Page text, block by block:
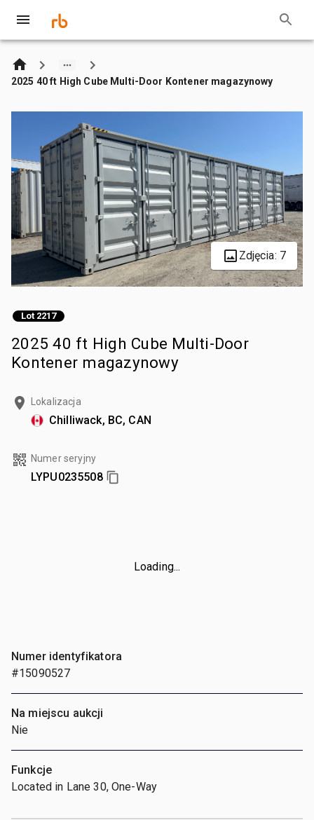
2025 40 ft High Cube Multi-Door Kontener magazynowy
Zdjęcia: 7
Lot 2217
2025 40 ft High Cube Multi-Door
Kontener magazynowy
Lokalizacja
Chilliwack, BC, CAN
Numer seryjny
LYPU0235508
Loading...
Numer identyfikatora
#15090527
Na miejscu aukcji
Nie
Funkcje
Located in Lane 30, One-Way